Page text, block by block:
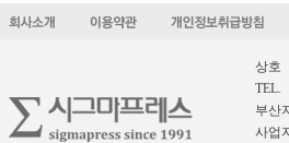
상호
TEL.
부산
사업